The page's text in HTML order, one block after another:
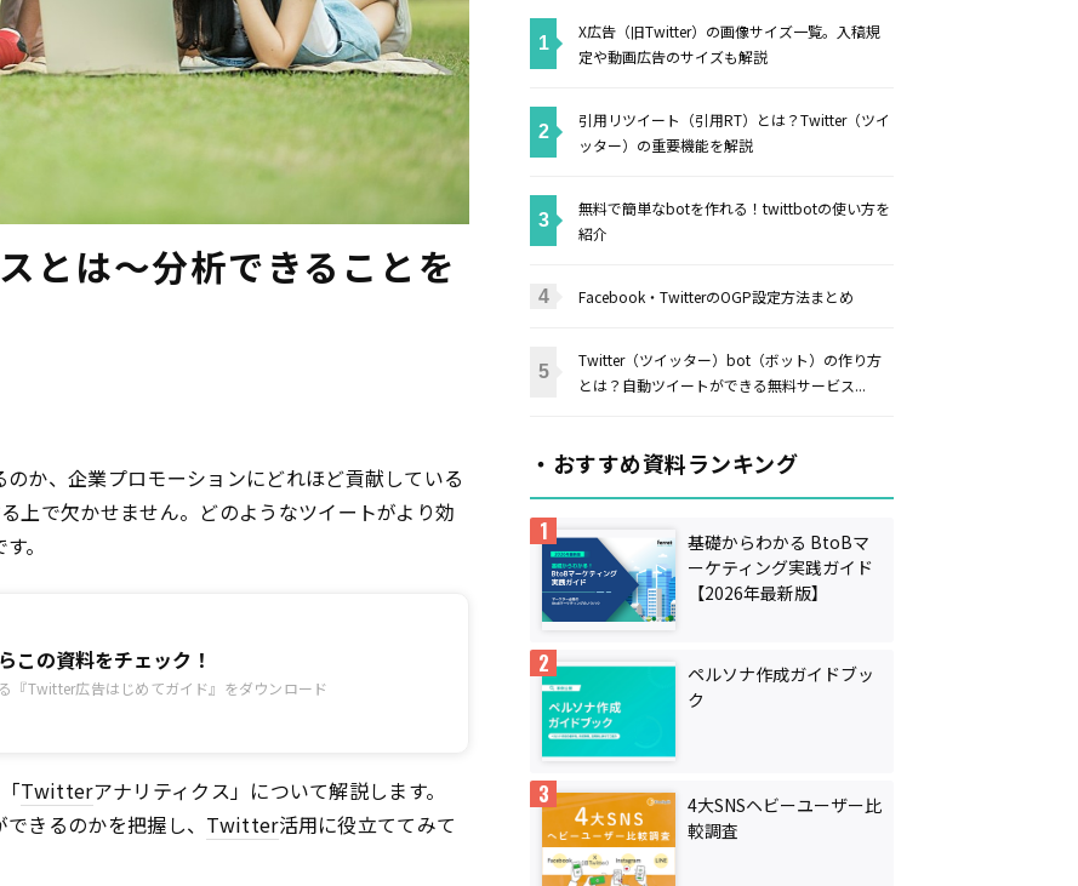
とは〜分析できることを
か、企業プロモーションにどれほど貢献している
上で欠かせません。どのようなツイートがより効
。
の資料をチェック！
『Twitter広告はじめてガイド』をダウンロード
Twitterアナリティクス」について解説します。
きるのかを把握し、 Twitter活用に役立ててみて
X広告（旧Twitter）の画像サイズ一覧。入稿規
定や動画広告のサイズも解説
引用リツイート（引用RT）とは？Twitter（ツイ
ッター）の重要機能を解説
無料で簡単なbotを作れる！twittbotの使い方を
紹介
Facebook・TwitterのOGP設定方法まとめ
Twitter（ツイッター）bot（ボット）の作り方
とは？自動ツイートができる無料サービス...
・おすすめ資料ランキング
基礎からわかる BtoBマ
ーケティング実践ガイド
【2026年最新版】
ペルソナ作成ガイドブッ
ク
4大SNSヘビーユーザー比
較調査